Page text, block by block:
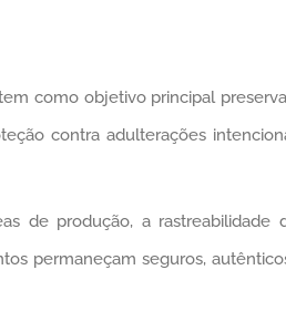
como objetivo principal
contra adulterações
de produção, a rastreabilidade
permaneçam seguros,